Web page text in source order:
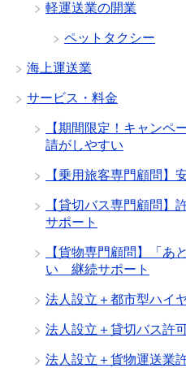
軽運送業の開業
ペットタクシー
海上運送業
サービス・料金
【期間限定！キャンペ
請がしやすい
【乗用旅客専門顧問】
【貸切バス専門顧問】
サポート
【貨物専門顧問】「あ
い 継続サポート
法人設立＋都市型ハイ
法人設立＋貸切バス許
法人設立＋貨物運送業